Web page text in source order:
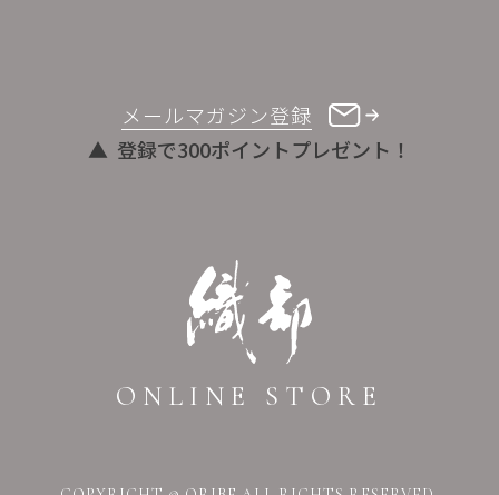
ONLINE STORE
メールマガジン登録
登録で300ポイントプレゼント！